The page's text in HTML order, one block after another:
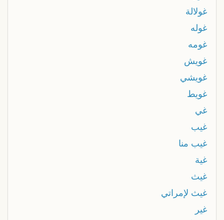
غولالة
غوله
غومه
غويش
غويشي
غويط
غي
غيب
غيب منا
غية
غيث
غيث لإمراتي
غير